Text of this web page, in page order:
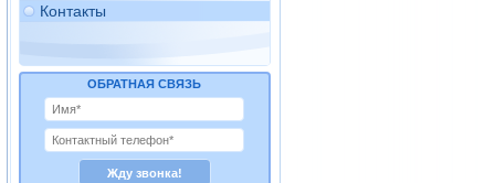
Контакты
ОБРАТНАЯ СВЯЗЬ